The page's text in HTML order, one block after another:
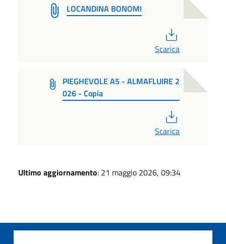
LOCANDINA BONOMI
Scarica
PIEGHEVOLE A5 - ALMAFLUIRE 2
026 - Copia
Scarica
Ultimo aggiornamento: 21 maggio 2026, 09:34